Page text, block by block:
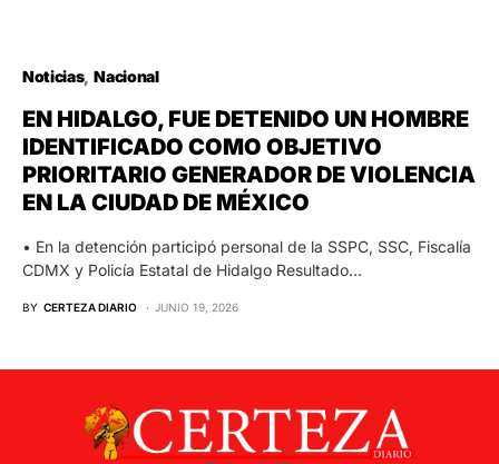
Noticias Nacional
EN HIDALGO, FUE DETENIDO UN HOMBRE
IDENTIFICADO COMO OBJETIVO
PRIORITARIO GENERADOR DE VIOLENCIA
EN LA CIUDAD DE MÉXICO
• En la detención participó personal de la SSPC, SSC, Fiscalía
CDMX y Policía Estatal de Hidalgo Resultado…
BY CERTEZA DIARIO JUNIO 19, 2026